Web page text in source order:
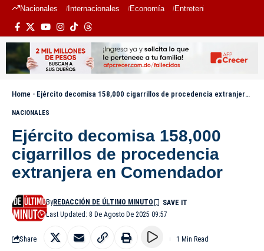
Nacionales Internacionales Economía Entretenimiento
Home - Ejército decomisa 158,000 cigarrillos de procedencia extranjera en Comendador
NACIONALES
Ejército decomisa 158,000
cigarrillos de procedencia
extranjera en Comendador
Last Updated: 8 De Agosto De 2025 09:57
ByREDACCIÓN DE ÚLTIMO MINUTO
Share 1 Min Read